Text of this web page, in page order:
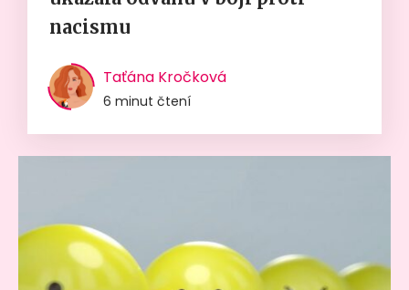
nacismu
Taťána Kročková
6 minut čtení